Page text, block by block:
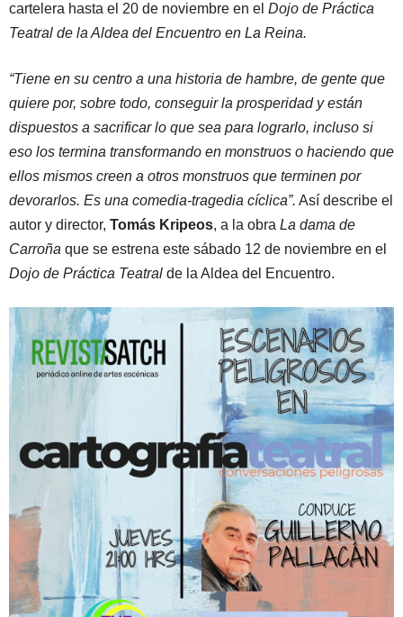
cartelera hasta el 20 de noviembre en el Dojo de Práctica
Teatral de la Aldea del Encuentro en La Reina.
“Tiene en su centro a una historia de hambre, de gente que
quiere por, sobre todo, conseguir la prosperidad y están
dispuestos a sacrificar lo que sea para lograrlo, incluso si
eso los termina transformando en monstruos o haciendo que
ellos mismos creen a otros monstruos que terminen por
devorarlos. Es una comedia-tragedia cíclica”. Así describe el
autor y director, Tomás Kripeos, a la obra La dama de
Carroña que se estrena este sábado 12 de noviembre en el
Dojo de Práctica Teatral de la Aldea del Encuentro.